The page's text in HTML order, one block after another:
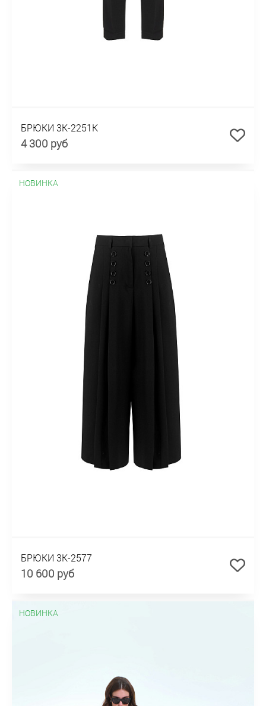
БРЮКИ 3К-2251К
4 300 руб
НОВИНКА
БРЮКИ 3К-2577
10 600 руб
НОВИНКА